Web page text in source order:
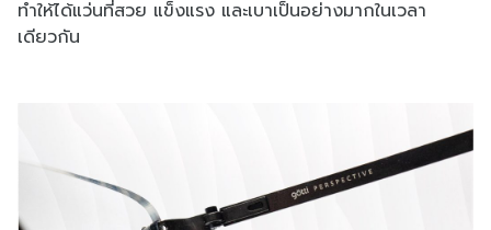
ทำให้ได้แว่นที่สวย แข็งแรง และเบาเป็นอย่างมากในเวลา
เดียวกัน